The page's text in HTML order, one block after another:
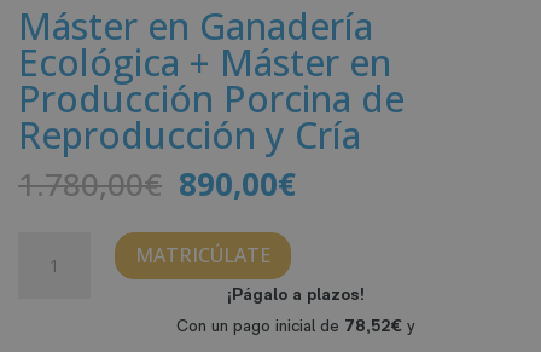
Máster en Ganadería
Ecológica + Máster en
Producción Porcina de
Reproducción y Cría
1.780,00€ El
precio
original
era:
1.780,00€.
890,00€El
890,00€.
MATRICÚLATE